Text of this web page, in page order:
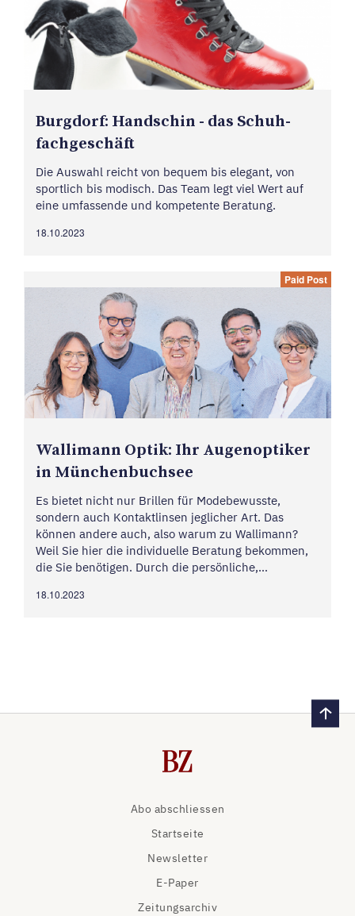
Burg­dorf: Hand­s­chin - das Schuh­
fach­ge­schäft
Die Auswahl reicht von bequem bis elegant, von
sportlich bis modisch. Das Team legt viel Wert auf
eine umfassende und kompetente Beratung.
18.10.2023
Paid Post
Walli­mann Optik: Ihr Augen­op­tiker
in München­buchsee
Es bietet nicht nur Brillen für Modebewusste,
sondern auch Kontaktlinsen jeglicher Art. Das
können andere auch, also warum zu Wallimann?
Weil Sie hier die individuelle Beratung bekommen,
die Sie benötigen. Durch die persönliche,
massgeschneidertes Produkt, ob Premium oder
18.10.2023
Abo abschliessen
Startseite
Newsletter
E-Paper
Zeitungsarchiv